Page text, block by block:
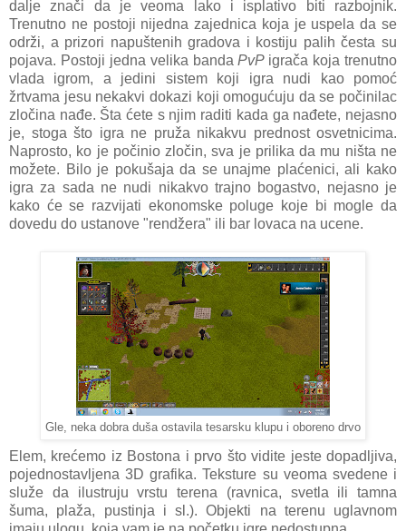
dalje znači da je veoma lako i isplativo biti razbojnik.
Trenutno ne postoji nijedna zajednica koja je uspela da se
održi, a prizori napuštenih gradova i kostiju palih česta su
pojava. Postoji jedna velika bandaPvP igrača koja trenutno
vlada igrom, a jedini sistem koji igra nudi kao pomoć
žrtvama jesu nekakvi dokazi koji omogućuju da se počinilac
zločina nađe. Šta ćete s njim raditi kada ga nađete, nejasno
je, stoga što igra ne pruža nikakvu prednost osvetnicima.
Naprosto, ko je počinio zločin, sva je prilika da mu ništa ne
možete. Bilo je pokušaja da se unajme plaćenici, ali kako
igra za sada ne nudi nikakvo trajno bogastvo, nejasno je
kako će se razvijati ekonomske poluge koje bi mogle da
dovedu do ustanove "rendžera" ili bar lovaca na ucene.
Gle, neka dobra duša ostavila tesarsku klupu i oboreno drvo
Elem, krećemo iz Bostona i prvo što vidite jeste dopadljiva,
pojednostavljena 3D grafika. Teksture su veoma svedene i
služe da ilustruju vrstu terena (ravnica, svetla ili tamna
šuma, plaža, pustinja i sl.). Objekti na terenu uglavnom